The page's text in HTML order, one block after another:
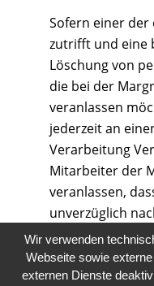
Sofern einer
zutrifft und eine
Löschung von
die bei der
veranlassen
jederzeit an
Verarbeitung
Mitarbeiter der
veranlassen,
unverzüglich
Wurden die
der Margret
Wir verwenden
Webseite sowie
externen Dienste